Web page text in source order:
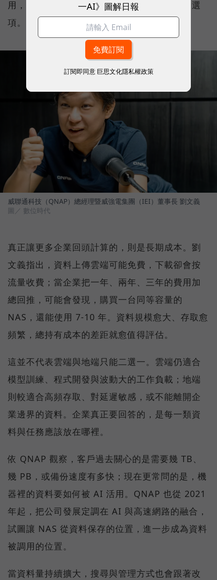
用，而是一開始就沒有把核心資料全面上雲的選
項。
威聯通科技（QNAP）總經理暨威強電集團（IEI）董事長 劉文義
圖／ 數位時代
真正讓更多企業回頭計算的，則是長期成本。劉
文義指出，資料上傳雲端可能免費，下載卻會按
流量收費；當企業把一年、兩年、三年的費用加
總回推，可能會發現，購買一台同等容量的
NAS，還能使用 7-10 年。資料規模愈大、存取愈
頻繁，總持有成本的差距就愈值得評估。
這並不代表雲端與地端只能二選一。雲端仍適合
模型訓練、程式開發與波動大的工作負載；地端
則較適合高頻存取、對延遲敏感，或不能離開企
業邊界的資料。企業真正要回答的，是每一類資
料與任務應該放在哪裡。
依 QNAP 觀察，客戶過去關心的是需要幾 TB、
幾 PB，或備份速度有多快；現在更常問的是，機
器裡的資料要如何被 AI 活用。QNAP 也從 2021
年起，把公司發展定調在 AI 與高速網路的融合，
試圖讓 NAS 從資料保存的位置，進一步成為資料
被調用的位置。
當資料量持續擴大，搜尋與管理方式也會跟著改
一AI》圖解日報
訂閱即同意 巨思文化隱私權政策